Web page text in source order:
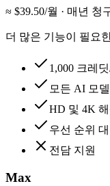
≈ $39.50/월 · 매년 청
더 많은 기능이 필요
1,000 크레
모든 AI 모
HD 및 4K
우선 순위
전담 지원
Max